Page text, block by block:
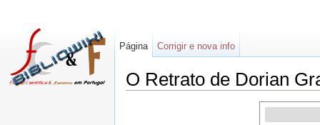
O Retrato de Dorian
Página Corrigir e nova info